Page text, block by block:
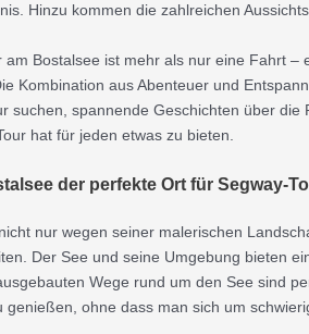
Hinzu kommen die zahlreichen
am Bostalsee ist mehr als nur eine Fahrt
Kombination aus Abenteuer und
suchen, spannende Geschichten über
hat für jeden etwas zu bieten.
der perfekte Ort für Segway-
nur wegen seiner malerischen
Der See und seine Umgebung bieten
Wege rund um den See sind
genießen, ohne dass man sich um